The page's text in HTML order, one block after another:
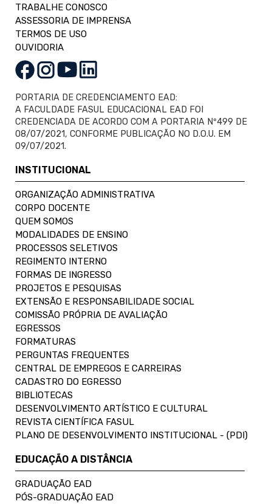
TRABALHE CONOSCO
ASSESSORIA DE IMPRENSA
TERMOS DE USO
OUVIDORIA
PORTARIA DE CREDENCIAMENTO EAD:
A FACULDADE FASUL EDUCACIONAL EAD FOI
CREDENCIADA DE ACORDO COM A PORTARIA Nº499 DE
08/07/2021, CONFORME PUBLICAÇÃO NO D.O.U. EM
09/07/2021.
INSTITUCIONAL
ORGANIZAÇÃO ADMINISTRATIVA
CORPO DOCENTE
QUEM SOMOS
MODALIDADES DE ENSINO
PROCESSOS SELETIVOS
REGIMENTO INTERNO
FORMAS DE INGRESSO
PROJETOS E PESQUISAS
EXTENSÃO E RESPONSABILIDADE SOCIAL
COMISSÃO PRÓPRIA DE AVALIAÇÃO
EGRESSOS
FORMATURAS
PERGUNTAS FREQUENTES
CENTRAL DE EMPREGOS E CARREIRAS
CADASTRO DO EGRESSO
BIBLIOTECAS
DESENVOLVIMENTO ARTÍSTICO E CULTURAL
REVISTA CIENTÍFICA FASUL
PLANO DE DESENVOLVIMENTO INSTITUCIONAL - (PDI)
EDUCAÇÃO A DISTÂNCIA
GRADUAÇÃO EAD
PÓS-GRADUAÇÃO EAD